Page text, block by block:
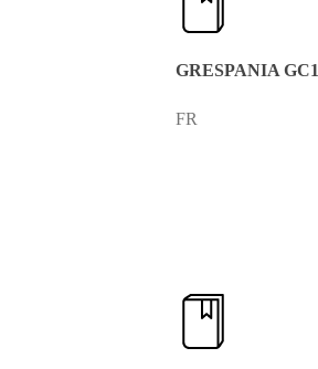
GRESPANIA GC1
FR